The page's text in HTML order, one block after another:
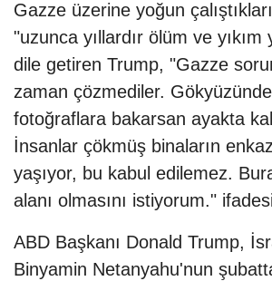
Gazze üzerine yoğun
"uzunca yıllardır ölüm ve
dile getiren Trump, "Gazze
zaman çözmediler.
fotoğraflara bakarsan ayakta
İnsanlar çökmüş binaların
yaşıyor, bu kabul edilemez.
alanı olmasını istiyorum."
ABD Başkanı Donald Trump,
Binyamin Netanyahu'nun